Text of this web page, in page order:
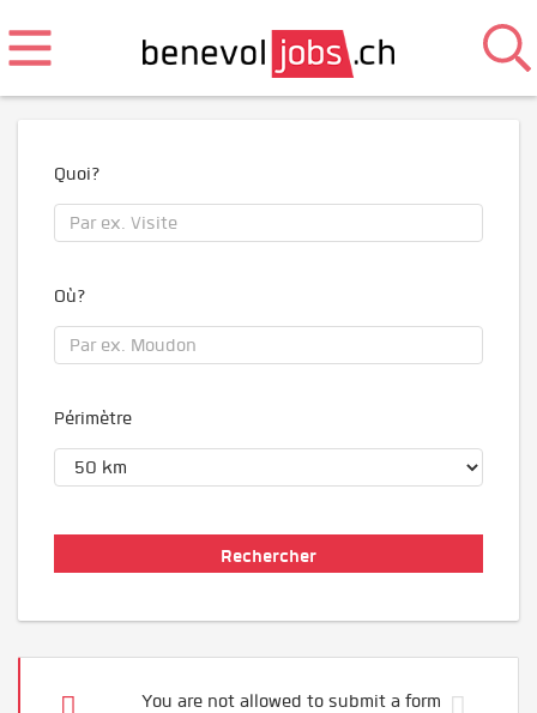
Quoi?
Où?
Périmètre
You are not allowed to submit a form